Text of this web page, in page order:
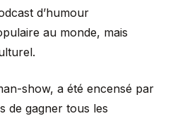
d’humour
au monde, mais
show, a été encensé par
de gagner tous les